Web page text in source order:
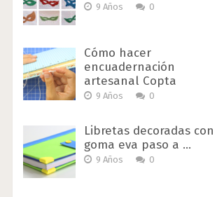
9 Años 0
Cómo hacer
encuadernación
artesanal Copta
9 Años 0
Libretas decoradas con
goma eva paso a …
9 Años 0